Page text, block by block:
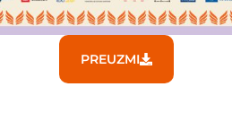
PREUZMI